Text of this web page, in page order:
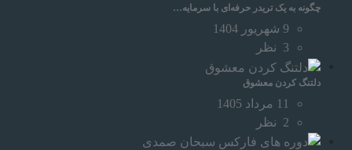
چگونه به یک تریدر حرفه‌ای با سرمایه…
9 شهریور 1404
3 نظر
دلتنگ کردن معشوق
11 مرداد 1405
2 نظر